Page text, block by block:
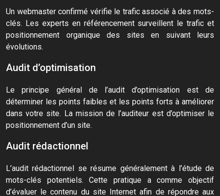
Un webmaster confirmé vérifie le trafic associé à des mots-
clés. Les experts en référencement surveillent le trafic et
positionnement organique des sites en suivant leurs
évolutions.
Audit d’optimisation
Le principe général de l’audit d’optimisation est de
déterminer les points faibles et les points forts à améliorer
dans votre site. La mission de l’auditeur est d’optimiser le
positionnement d’un site.
Audit rédactionnel
L’audit rédactionnel se résume généralement à l’étude de
mots-clés potentiels. Cette pratique a comme objectif
d’évaluer le contenu du site Internet afin de répondre aux